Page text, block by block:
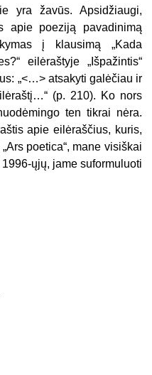
yra žavūs. Apsidžiaugi,
apie poeziją pavadinimą
į klausimą „Kada
eilėraštyje „Išpažintis“
„<…> atsakyti galėčiau ir
(p. 210). Ko nors
ten tikrai nėra.
apie eilėraščius, kuris,
poetica“, mane visiškai
ųjų, jame suformuluoti